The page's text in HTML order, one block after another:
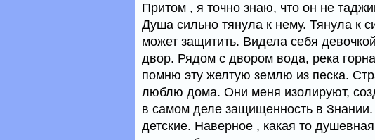
Притом , я точно знаю, что он не
Душа сильно тянула к нему. Тянула к
может защитить. Видела себя
двор. Рядом с двором вода, река
помню эту желтую землю из песка.
люблю дома. Они меня изолируют,
в самом деле защищенность в
детские. Наверное , какая то